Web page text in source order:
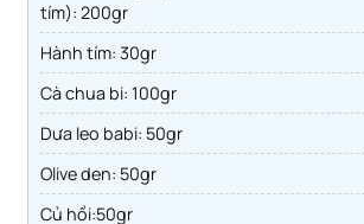
tím): 200gr
hành tím: 30gr
cà chua bi: 100gr
dưa leo babi: 50gr
olive den: 50gr
củ hồi:50gr